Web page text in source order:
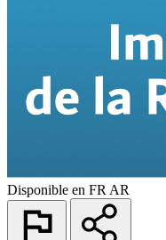
Disponible en FR AR